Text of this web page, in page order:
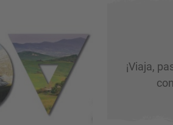
¡Viaja,